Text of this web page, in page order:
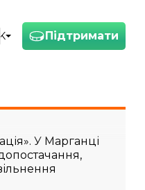
Підтримати
У Марганці